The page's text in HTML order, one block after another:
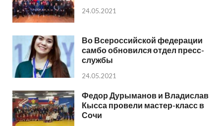
24.05.2021
Во Всероссийской федерации
самбо обновился отдел пресс-
службы
24.05.2021
Федор Дурыманов и Владислав
Кысса провели мастер-класс в
Сочи